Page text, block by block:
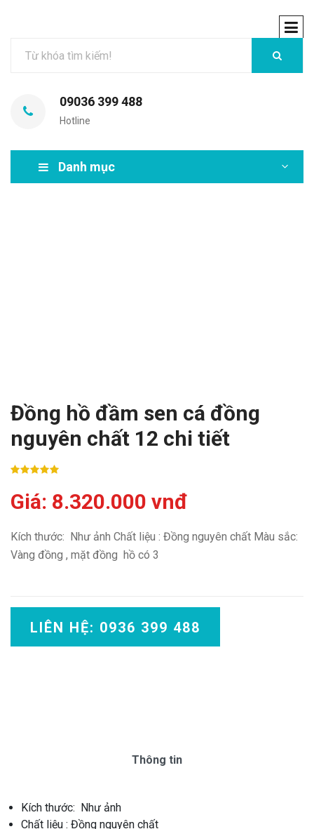
09036 399 488
Hotline
Danh mục
Đồng hồ đầm sen cá đồng
nguyên chất 12 chi tiết
Giá: 8.320.000 vnđ
Kích thước: Như ảnh Chất liệu : Đồng nguyên chất Màu sắc:
Vàng đồng , mặt đồng hồ có 3
LIÊN HỆ: 0936 399 488
Thông tin
Kích thước: Như ảnh
Chất liệu : Đồng nguyên chất